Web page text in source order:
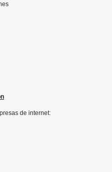
de internet: